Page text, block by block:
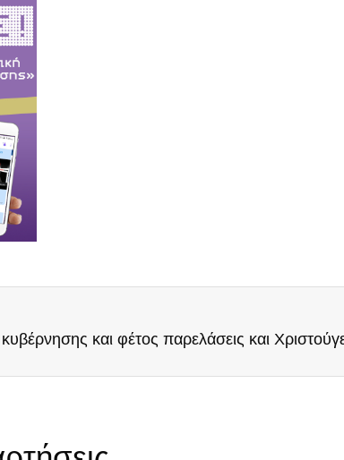
και φέτος παρελάσεις και